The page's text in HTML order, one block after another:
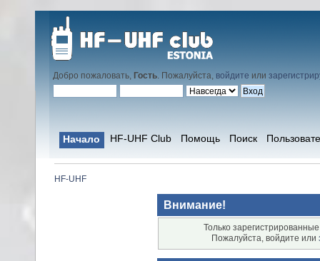
Добро пожаловать, Гость. Пожалуйста, войдите или
Начало HF-UHF Club Помощь Поиск
HF-UHF
Внимание!
Только
Пожалуйста, войдите или